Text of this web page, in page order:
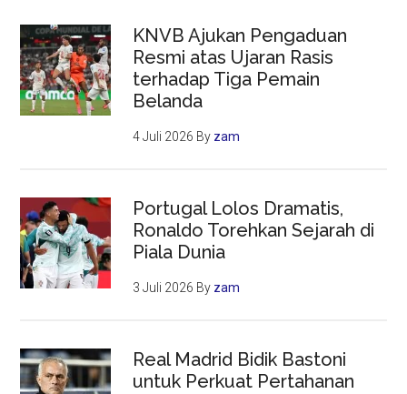
KNVB Ajukan Pengaduan
Resmi atas Ujaran Rasis
terhadap Tiga Pemain
Belanda
4 Juli 2026 By zam
Portugal Lolos Dramatis,
Ronaldo Torehkan Sejarah di
Piala Dunia
3 Juli 2026 By zam
Real Madrid Bidik Bastoni
untuk Perkuat Pertahanan